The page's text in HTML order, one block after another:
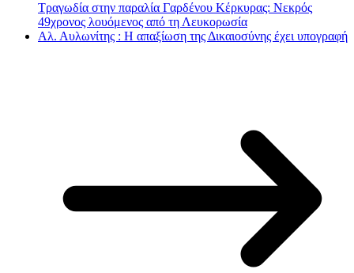
Τραγωδία στην παραλία Γαρδένου Κέρκυρας: Νεκρός
49χρονος λουόμενος από τη Λευκορωσία
Αλ. Αυλωνίτης : Η απαξίωση της Δικαιοσύνης έχει υπογραφή